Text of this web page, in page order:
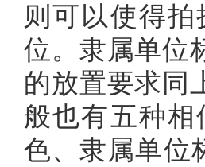
则可以使得
位。隶属单位
的放置要求同
般也有五种
色、隶属单位